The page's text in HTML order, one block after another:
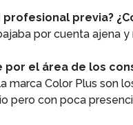
profesional previa?
por cuenta ajena
por el área de los
marca Color Plus son
pero con poca